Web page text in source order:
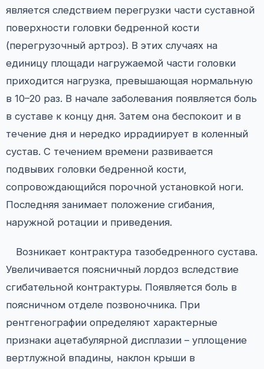
является следствием перегрузки части суставной
поверхности головки бедренной кости
(перегрузочный артроз). В этих случаях на
единицу площади нагружаемой части головки
приходится нагрузка, превышающая нормальную
в 10–20 раз. В начале заболевания появляется боль
в суставе к концу дня. Затем она беспокоит и в
течение дня и нередко иррадиирует в коленный
сустав. С течением времени развивается
подвывих головки бедренной кости,
сопровождающийся порочной установкой ноги.
Последняя занимает положение сгибания,
наружной ротации и приведения.
Возникает контрактура тазобедренного сустава.
Увеличивается поясничный лордоз вследствие
сгибательной контрактуры. Появляется боль в
поясничном отделе позвоночника. При
рентгенографии определяют характерные
признаки ацетабулярной дисплазии – уплощение
вертлужной впадины, наклон крыши в